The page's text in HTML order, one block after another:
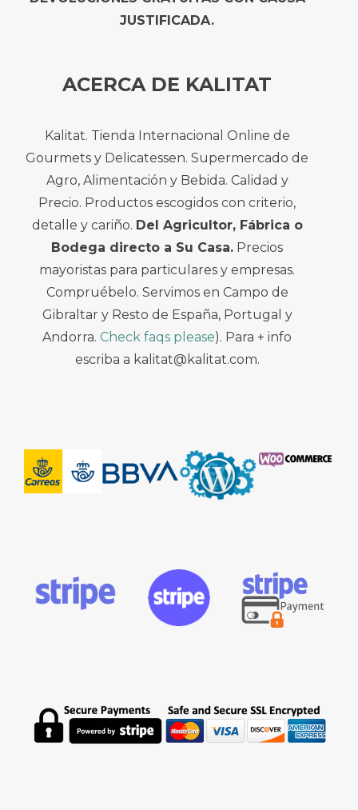
JUSTIFICADA.
ACERCA DE KALITAT
Kalitat. Tienda Internacional Online de
Gourmets y Delicatessen. Supermercado de
Agro, Alimentación y Bebida. Calidad y
Precio. Productos escogidos con criterio,
detalle y cariño. Del Agricultor, Fábrica o
Bodega directo a Su Casa. Precios
mayoristas para particulares y empresas.
Compruébelo. Servimos en Campo de
Gibraltar y Resto de España, Portugal y
Andorra. Check faqs please). Para + info
escriba a kalitat@kalitat.com.